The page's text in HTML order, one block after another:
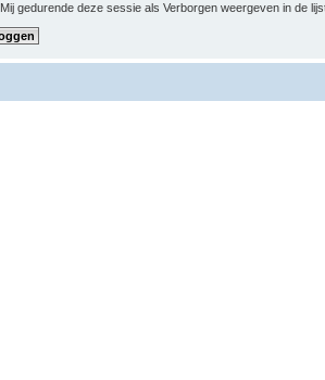
Mij gedurende deze sessie als Verborgen weergeven in de